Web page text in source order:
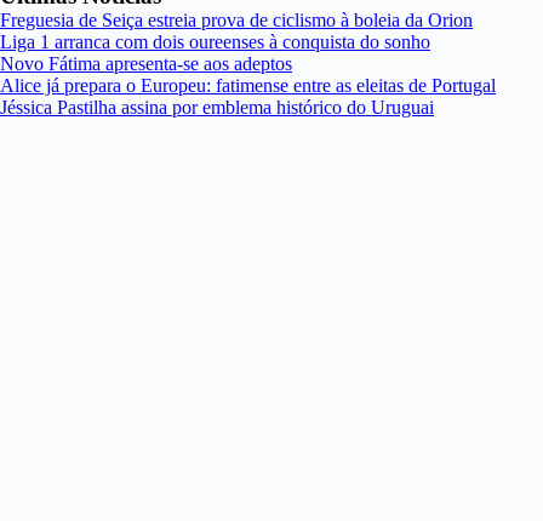
Freguesia de Seiça estreia prova de ciclismo à boleia da Orion
Liga 1 arranca com dois oureenses à conquista do sonho
Novo Fátima apresenta-se aos adeptos
Alice já prepara o Europeu: fatimense entre as eleitas de Portugal
Jéssica Pastilha assina por emblema histórico do Uruguai